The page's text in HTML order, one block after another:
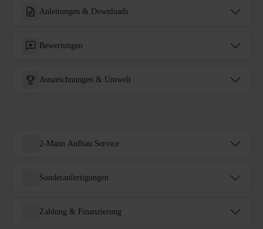
Anleitungen & Downloads
Bewertungen
Auszeichnungen & Umwelt
2-Mann Aufbau Service
Sonderanfertigungen
Zahlung & Finanzierung